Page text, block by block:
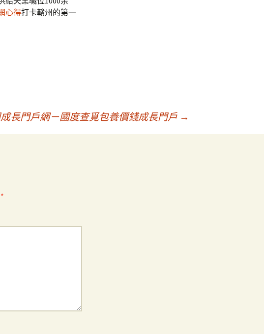
心得打卡贛州的第一
長門戶網－國度查覓包養價錢成長門戶 →
*